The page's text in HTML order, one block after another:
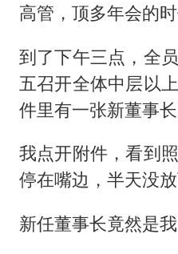
高管，顶多年会的时
到了下午三点，全
五召开全体中层以
件里有一张新董事长
我点开附件，看到
停在嘴边，半天没放
新任董事长竟然是我